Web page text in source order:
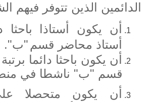
الدائمين الذين تتوفر فيهم
أن يكون أستاذا باحثا
أستاذ محاضر قسم "ب".
أن يكون باحثا دائما
قسم "ب" ناشطا في
أن يكون متحصلا